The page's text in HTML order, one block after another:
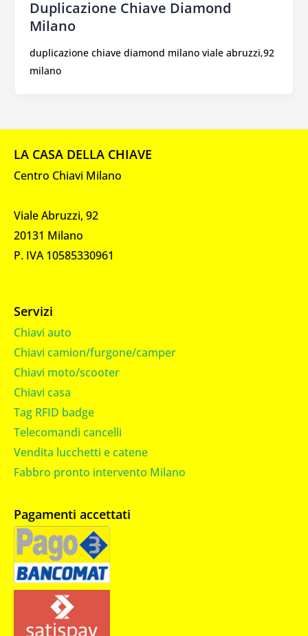
Duplicazione Chiave Diamond
Milano
duplicazione chiave diamond milano viale abruzzi,92
milano
LA CASA DELLA CHIAVE
Centro Chiavi Milano
Viale Abruzzi, 92
20131 Milano
P. IVA 10585330961
Servizi
Chiavi auto
Chiavi camion/furgone/camper
Chiavi moto/scooter
Chiavi casa
Tag RFID badge
Telecomandi cancelli
Vendita lucchetti e catene
Fabbro pronto intervento Milano
Pagamenti accettati